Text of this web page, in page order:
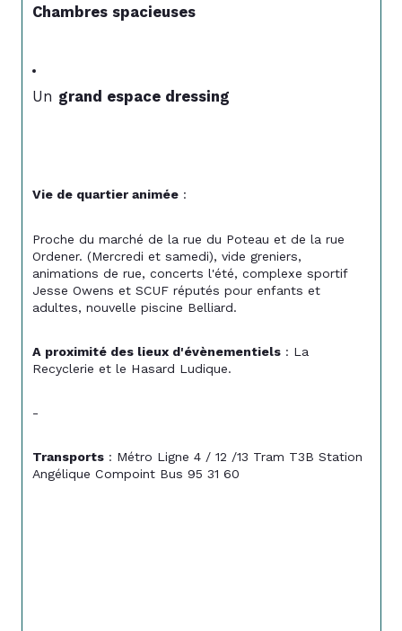
Chambres spacieuses
Un grand espace dressing
Vie de quartier animée :
Proche du marché de la rue du Poteau et de la rue
Ordener. (Mercredi et samedi), vide greniers,
animations de rue, concerts l'été, complexe sportif
Jesse Owens et SCUF réputés pour enfants et
adultes, nouvelle piscine Belliard.
A proximité des lieux d'évènementiels : La
Recyclerie et le Hasard Ludique.
-
Transports : Métro Ligne 4 / 12 /13 Tram T3B Station
Angélique Compoint Bus 95 31 60